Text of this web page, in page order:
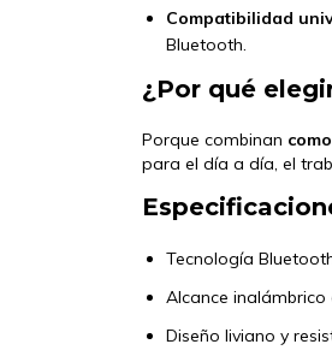
Compatibilidad
Bluetooth.
¿Por qué
Porque combinan
para el día a día, el
Tecnología
Alcance
Diseño liviano y